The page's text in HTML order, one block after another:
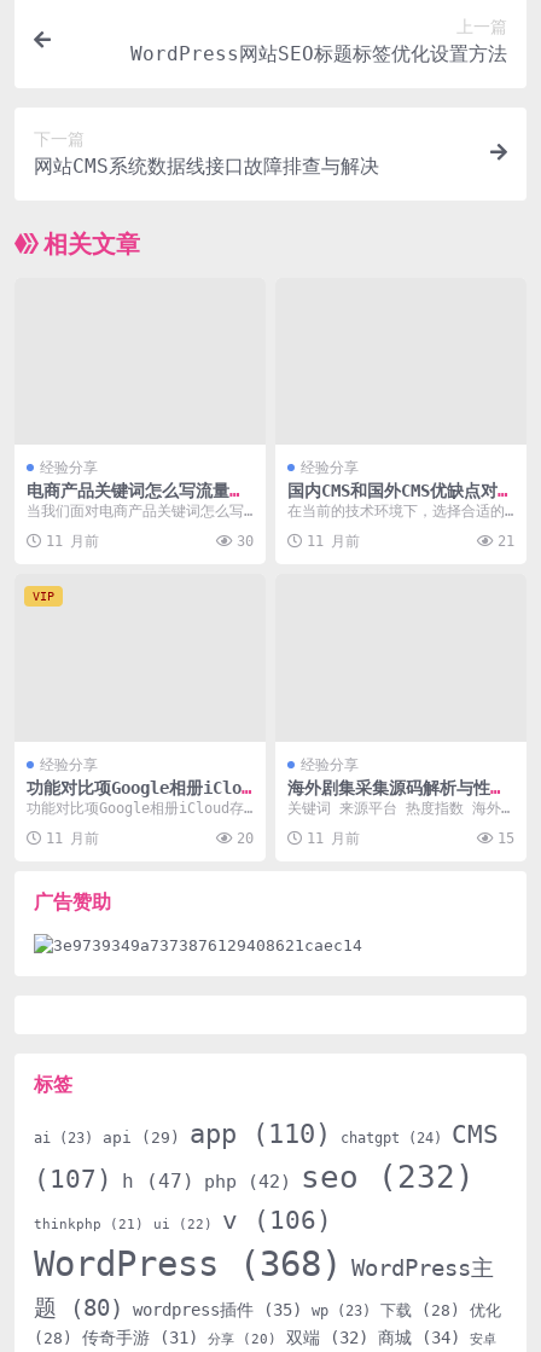
上一篇
WordPress网站SEO标题标签优化设置方法
下一篇
网站CMS系统数据线接口故障排查与解决
相关文章
经验分享
电商产品关键词怎么写流量翻
倍
当我们面对电商产品关键词怎么写
需要明确的是，如何通...
11 月前 30
经验分享
国内CMS和国外CMS优缺点对比
分析
在当前的技术环境下，选择合适的C
至关重要。国内C...
11 月前 21
VIP
经验分享
功能对比项Google相册iClou
d存储空间15GB免费
功能对比项Google相册iCloud存
免费...
11 月前 20
经验分享
海外剧集采集源码解析与性能
深度优化
关键词 来源平台 热度指数 海外
海外剧集采集源...
11 月前 15
广告赞助
标签
ai (23) api (29) app (110) chatgpt (24)
CMS
(107)
h (47) php (42) seo (232)
thinkphp (21) ui (22) v (106)
WordPress (368) WordPress主
题 (80) wordpress插件 (35) wp (23) 下载 (28)
优化
(28)
传奇手游 (31) 分享 (20) 双端 (32) 商城 (34) 安卓